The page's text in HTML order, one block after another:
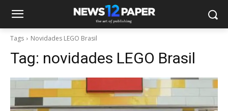
Tags Novidades LEGO Brasil
Tag: novidades LEGO Brasil